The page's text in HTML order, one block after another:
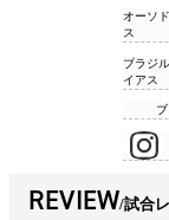
オーソ
ス
ブラジ
イアス
REVIEW 試合